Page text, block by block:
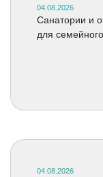
04.08.2026
Санатории и
для
04.08.2026